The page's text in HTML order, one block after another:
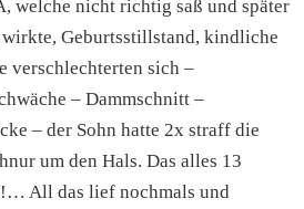
welche nicht richtig saß und später
Geburtsstillstand, kindliche
verschlechterten sich –
– Dammschnitt –
– der Sohn hatte 2x straff die
um den Hals. Das alles 13
All das lief nochmals und